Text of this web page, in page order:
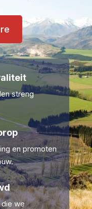
streng
en promoten
we